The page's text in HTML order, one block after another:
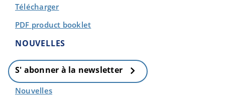
Télécharger
PDF product booklet
NOUVELLES
S' abonner à la newsletter
Nouvelles